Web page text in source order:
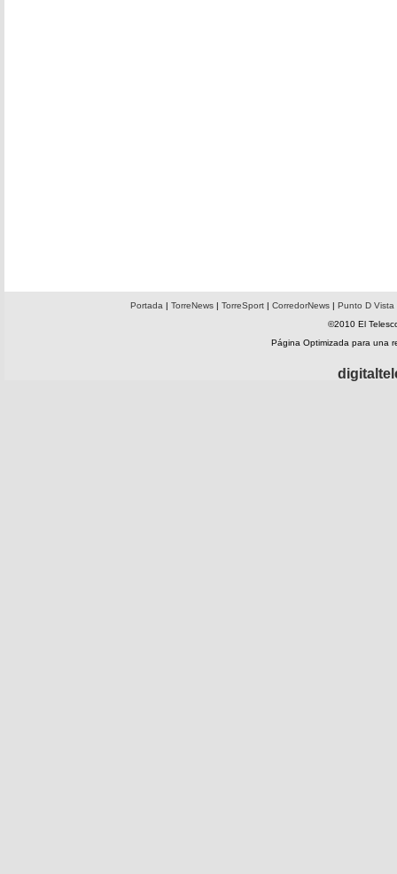
Portada | TorreNews| TorreSport| CorredorNews| Punto D Vista
©2010 El
Página Optimizada para una